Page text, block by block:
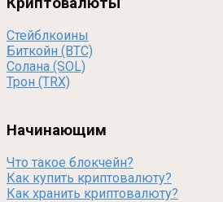
Криптовалюты
Стейблкоины
Биткойн (BTC)
Солана (SOL)
Трон (TRX)
Начинающим
Что такое блокчейн?
Как купить криптовалюту?
Как хранить криптовалюту?